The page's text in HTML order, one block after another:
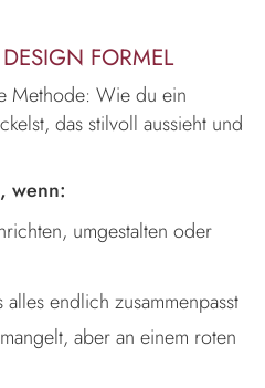
FORMEL
Methode: Wie du ein
das stilvoll aussieht und
wenn:
umgestalten oder
endlich zusammenpasst
aber an einem roten